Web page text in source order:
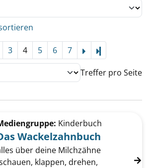
3 4 5 6 7
Treffer pro Seite
springen
Details von Das Wackelzahnbuch
Kinderbuch
Wackelzahnbuch
über deine Milchzähne
klappen, drehen,